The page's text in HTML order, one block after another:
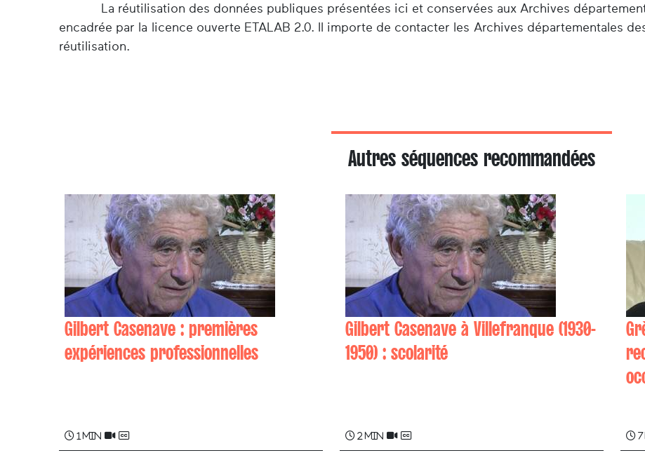
La réutilisation des données publiques présentées ici et conservées aux Archives
encadrée par la licence ouverte ETALAB 2.0. Il importe de contacter les Archives départementales
réutilisation.
Autres séquences recommandées
Gilbert Casenave : premières
expériences professionnelles
1 min
Gilbert Casenave à Villefranque (1930-
1950) : scolarité
2 min 7